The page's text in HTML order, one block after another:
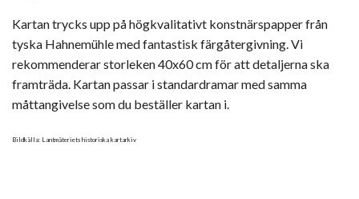
Kartan trycks upp på högkvalitativt konstnärspapper från
tyska Hahnemühle med fantastisk färgåtergivning. Vi
rekommenderar storleken 40x60 cm för att detaljerna ska
framträda. Kartan passar i standardramar med samma
måttangivelse som du beställer kartan i.
Bildkälla: Lantmäteriets historiska kartarkiv